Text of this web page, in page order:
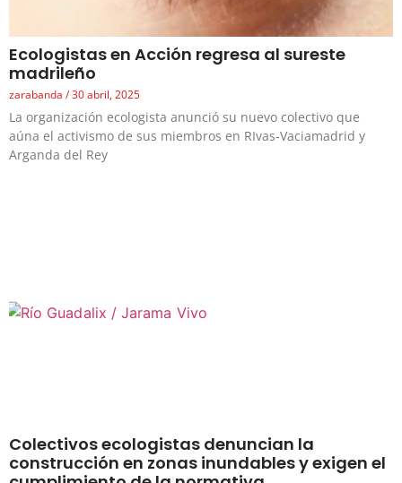
Ecologistas en Acción regresa al sureste
madrileño
zarabanda 30 abril, 2025
La organización ecologista anunció su nuevo colectivo que
aúna el activismo de sus miembros en RIvas-Vaciamadrid y
Arganda del Rey
Colectivos ecologistas denuncian la
construcción en zonas inundables y exigen el